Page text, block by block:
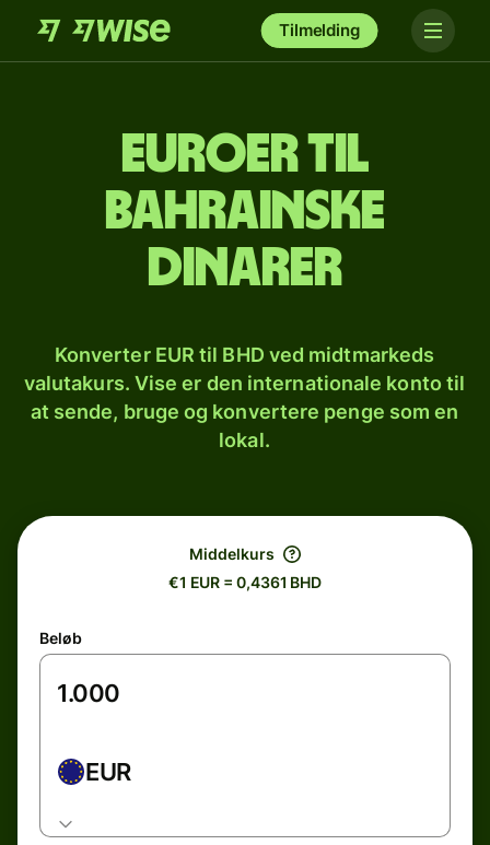
Tilmelding
Euroer til
bahrainske
dinarer
Konverter EUR til BHD ved midtmarkeds
valutakurs. Vise er den internationale konto til
at sende, bruge og konvertere penge som en
lokal.
Middelkurs
€1 EUR = 0,4361 BHD
Beløb
EUR